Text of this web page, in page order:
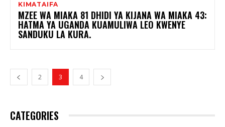
KIMATAIFA
MZEE WA MIAKA 81 DHIDI YA KIJANA WA MIAKA 43:
HATMA YA UGANDA KUAMULIWA LEO KWENYE
SANDUKU LA KURA.
2 3 4
CATEGORIES